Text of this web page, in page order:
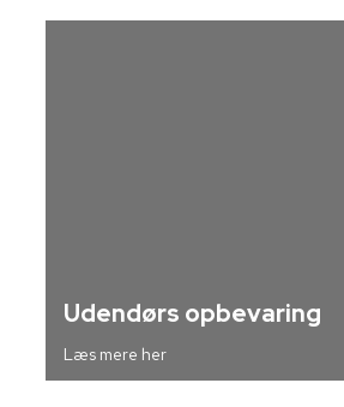
Udendørs opbevaring
Læs mere her